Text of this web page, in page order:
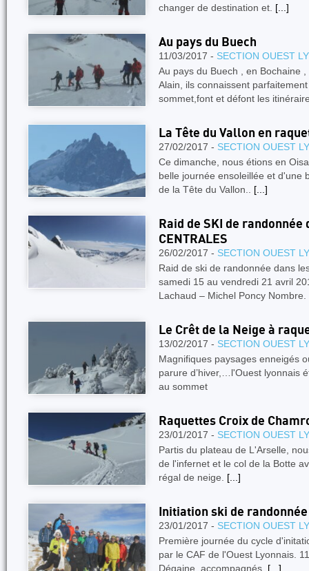
changer de destination et. [...]
Au pays du Buech
11/03/2017 - SECTION OUEST
Au pays du Buech , en Bochaine
Alain, ils connaissent
sommet,font et défont les
La Tête du Vallon en
27/02/2017 - SECTION OUEST
Ce dimanche, nous étions en
belle journée ensoleillée et d'une
de la Tête du Vallon.. [...]
Raid de SKI de randonnée
CENTRALES
26/02/2017 - SECTION OUEST
Raid de ski de randonnée dans
samedi 15 au vendredi 21 avril
Lachaud – Michel Poncy Nombre.
Le Crêt de la Neige à
13/02/2017 - SECTION OUEST
Magnifiques paysages enneigés
parure d’hiver,…l'Ouest lyonnais
au sommet
Raquettes Croix de
23/01/2017 - SECTION OUEST
Partis du plateau de L'Arselle,
de l'infernet et le col de la Botte
régal de neige. [...]
Initiation ski de
23/01/2017 - SECTION OUEST
Première journée du cycle
par le CAF de l'Ouest Lyonnais.
Dégaine, accompagnés. [...]